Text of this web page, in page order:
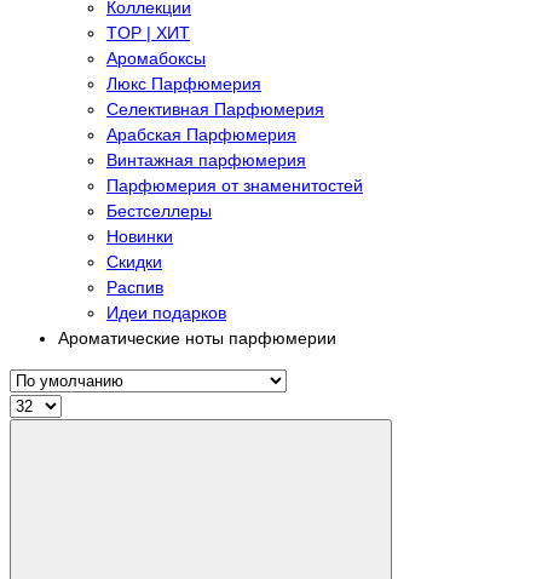
Коллекции
TOP | ХИТ
Аромабоксы
Люкс Парфюмерия
Селективная Парфюмерия
Арабская Парфюмерия
Винтажная парфюмерия
Парфюмерия от знаменитостей
Бестселлеры
Новинки
Скидки
Распив
Идеи подарков
Ароматические ноты парфюмерии